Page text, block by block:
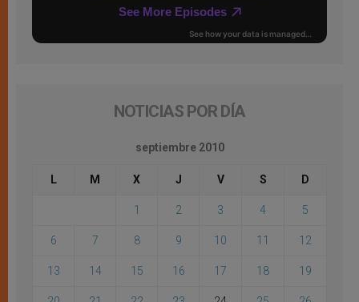
NOTICIAS POR DÍA
septiembre 2010
L M X J V S D
1 2 3 4 5
6 7 8 9 10 11 12
13 14 15 16 17 18 19